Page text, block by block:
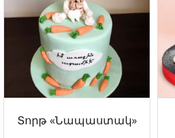
Տորթ «Նապաստակ»